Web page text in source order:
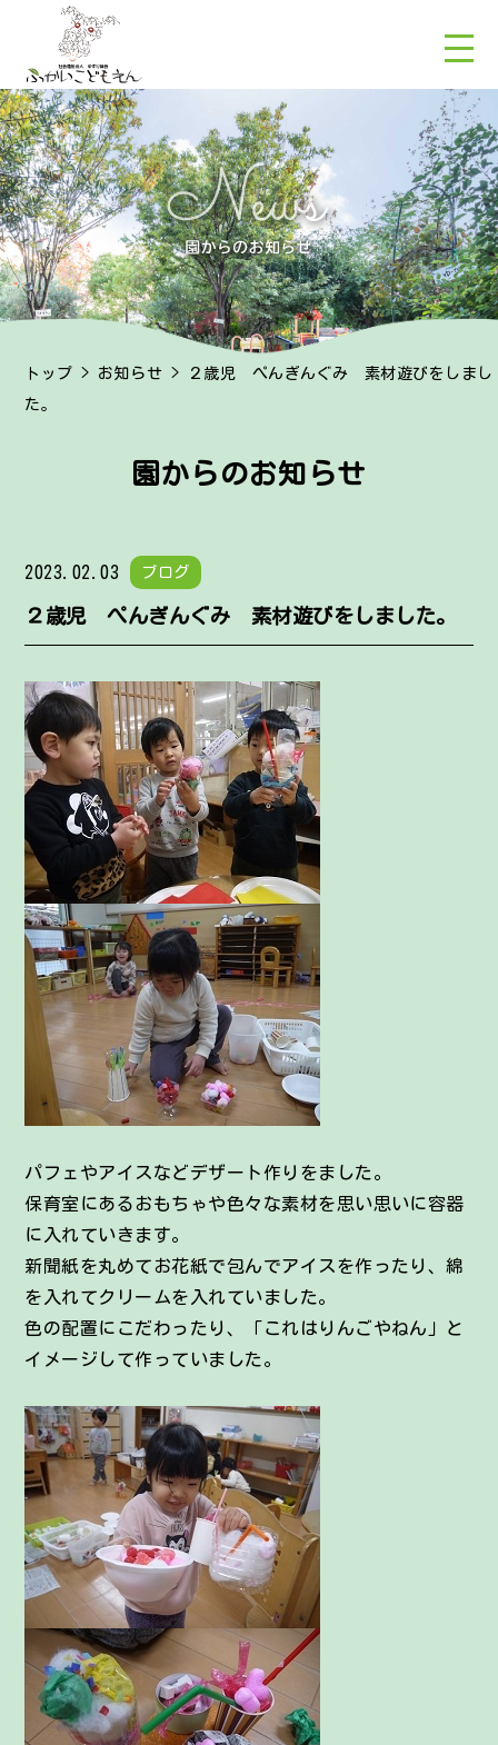
トップ > お知らせ > ２歳児 ぺんぎんぐみ 素材遊びをしまし
た。
園からのお知らせ
2023.02.03 ブログ
２歳児 ぺんぎんぐみ 素材遊びをしました。
パフェやアイスなどデザート作りをました。
保育室にあるおもちゃや色々な素材を思い思いに容器
に入れていきます。
新聞紙を丸めてお花紙で包んでアイスを作ったり、綿
を入れてクリームを入れていました。
色の配置にこだわったり、「これはりんごやねん」と
イメージして作っていました。